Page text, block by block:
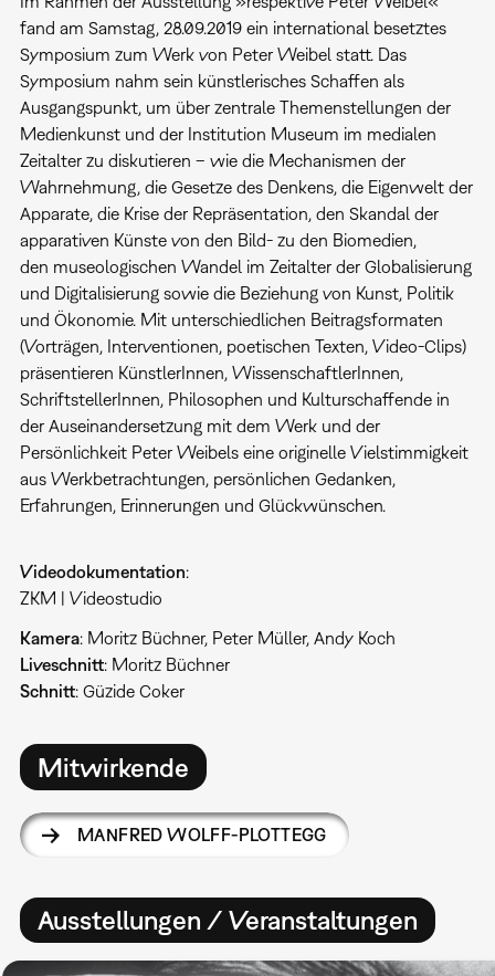
fand am Samstag, 28.09.2019 ein international besetztes
Symposium zum Werk von Peter Weibel statt. Das
Symposium nahm sein künstlerisches Schaffen als
Ausgangspunkt, um über zentrale Themenstellungen der
Medienkunst und der Institution Museum im medialen
Zeitalter zu diskutieren – wie die Mechanismen der
Wahrnehmung, die Gesetze des Denkens, die Eigenwelt der
Apparate, die Krise der Repräsentation, den Skandal der
apparativen Künste von den Bild- zu den Biomedien,
den museologischen Wandel im Zeitalter der Globalisierung
und Digitalisierung sowie die Beziehung von Kunst, Politik
und Ökonomie. Mit unterschiedlichen Beitragsformaten
(Vorträgen, Interventionen, poetischen Texten, Video-Clips)
präsentieren KünstlerInnen, WissenschaftlerInnen,
SchriftstellerInnen, Philosophen und Kulturschaffende in
der Auseinandersetzung mit dem Werk und der
Persönlichkeit Peter Weibels eine originelle Vielstimmigkeit
aus Werkbetrachtungen, persönlichen Gedanken,
Erfahrungen, Erinnerungen und Glückwünschen.
Videodokumentation:
ZKM | Videostudio
Kamera: Moritz Büchner, Peter Müller, Andy Koch
Liveschnitt: Moritz Büchner
Schnitt: Güzide Coker
Mitwirkende
MANFRED WOLFF-PLOTTEGG
Ausstellungen / Veranstaltungen